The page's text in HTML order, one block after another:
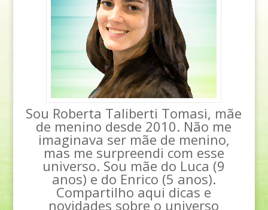
Sou Roberta Taliberti Tomasi, mãe
de menino desde 2010. Não me
imaginava ser mãe de menino,
mas me surpreendi com esse
universo. Sou mãe do Luca (9
anos) e do Enrico (5 anos).
Compartilho aqui dicas e
novidades sobre o universo